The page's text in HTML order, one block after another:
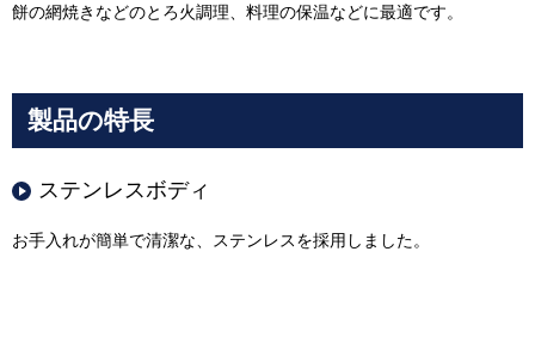
餅の網焼きなどのとろ火調理、料理の保温などに最適です。
製品の特長
ステンレスボディ
お手入れが簡単で清潔な、ステンレスを採用しました。